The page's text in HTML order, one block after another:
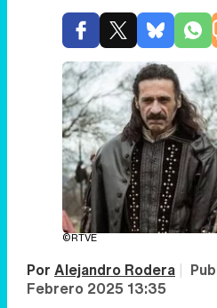
©RTVE
Por Alejandro Rodera |
Febrero 2025 13:35